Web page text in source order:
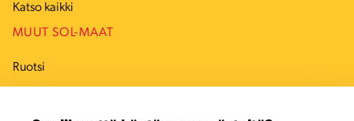
Katso kaikki
MUUT SOL-MAAT
Ruotsi